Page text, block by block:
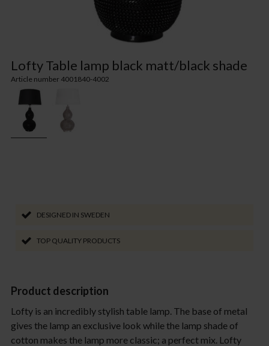
Lofty Table lamp black matt/black shade
Article number 4001840-4002
DESIGNED IN SWEDEN
TOP QUALITY PRODUCTS
Product description
Lofty is an incredibly stylish table lamp. The base of metal
gives the lamp an exclusive look while the lamp shade of
cotton makes the lamp more classic; a perfect mix. Lofty